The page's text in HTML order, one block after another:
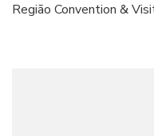
Região Convention &